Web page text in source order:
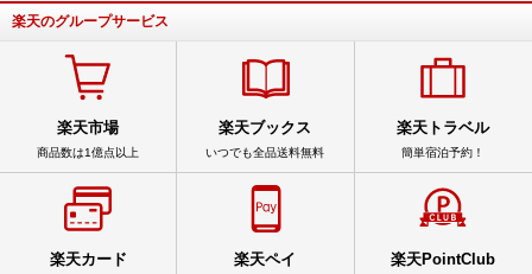
楽天のグループサービス
楽天市場
商品数は1億点以上
楽天ブックス
いつでも全品送料無料
楽天トラベル
簡単宿泊予約！
楽天カード 楽天ペイ 楽天PointClub